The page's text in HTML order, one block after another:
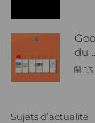
du
Sujets d’actualité